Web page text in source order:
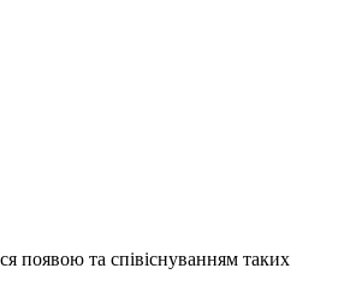
появою та співіснуванням таких